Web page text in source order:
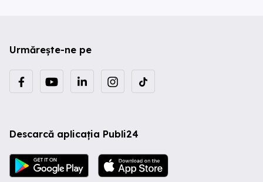
Urmărește-ne pe
Descarcă aplicația Publi24